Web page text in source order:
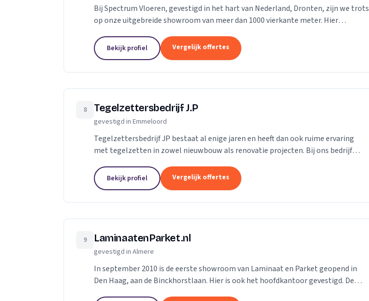
Bij Spectrum Vloeren, gevestigd in het hart van Nederland, Dronten, zijn we trots
op onze uitgebreide showroom van meer dan 1000 vierkante meter. Hier
Bekijk profiel Vergelijk offertes
8 Tegelzettersbedrijf J.P
gevestigd in Emmeloord
Tegelzettersbedrijf JP bestaat al enige jaren en heeft dan ook ruime ervaring
met tegelzetten in zowel nieuwbouw als renovatie projecten. Bij ons bedrijf
Bekijk profiel Vergelijk offertes
9 LaminaatenParket.nl
gevestigd in Almere
In september 2010 is de eerste showroom van Laminaat en Parket geopend in
Den Haag, aan de Binckhorstlaan. Hier is ook het hoofdkantoor gevestigd. De